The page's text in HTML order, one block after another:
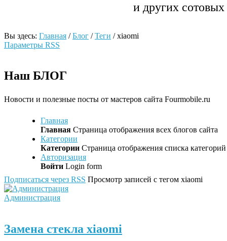
и других
Вы здесь: Главная /Блог /Теги /xiaomi
Параметры RSS
Наш БЛОГ
Новости и полезные посты от мастеров сайта Fourmobile.ru
Главная
Главная Страница отображения всех блогов сайта
Категории
Категории Страница отображения списка
Авторизация
Войти Login form
Подписаться через RSS Просмотр записей с тегом xiaomi
Администрация
Замена стекла xiaomi